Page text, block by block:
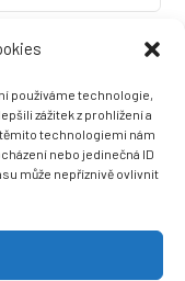
používáme technologie,
zážitek z prohlížení a
technologiemi nám
nebo jedinečná ID
může nepříznivě ovlivnit
a mateřská škola